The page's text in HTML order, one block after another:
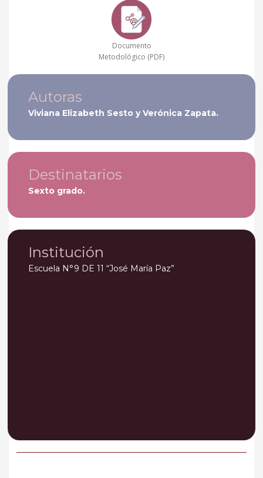
Documento
Metodológico (PDF)
Autoras
Viviana Elizabeth Sesto y Verónica Zapata.
Destinatarios
Sexto grado.
Institución
Escuela N°9 DE 11 “José María Paz”